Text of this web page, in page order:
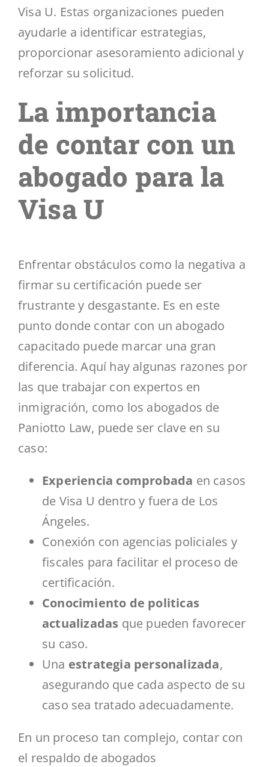
Visa U. Estas organizaciones pueden
ayudarle a identificar estrategias,
proporcionar asesoramiento adicional y
reforzar su solicitud.
La importancia
de contar con un
abogado para la
Visa U
Enfrentar obstáculos como la negativa a
firmar su certificación puede ser
frustrante y desgastante. Es en este
punto donde contar con un abogado
capacitado puede marcar una gran
diferencia. Aquí hay algunas razones por
las que trabajar con expertos en
inmigración, como los abogados de
Paniotto Law, puede ser clave en su
caso:
Experiencia comprobada en casos
de Visa U dentro y fuera de Los
Ángeles.
Conexión con agencias policiales y
fiscales para facilitar el proceso de
certificación.
Conocimiento de politicas
actualizadas que pueden favorecer
su caso.
Una estrategia personalizada,
asegurando que cada aspecto de su
caso sea tratado adecuadamente.
En un proceso tan complejo, contar con
el respaldo de abogados